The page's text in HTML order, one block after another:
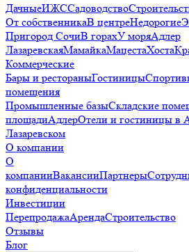
ДачныеИЖССадоводство
От собственникаВ центреНедорогие
Пригород СочиВ горахУ моряАдлер
ЛазаревскаяМамайкаМацестаХоста
Коммерческие
Бары и рестораныГостиницы
помещения
Промышленные базыСкладские
площадиАдлерОтели и гостиницы в
Лазаревском
О компании
О
компанииВакансииПартнеры
конфиденциальности
Инвестиции
ПерепродажаАрендаСтроительство
Отзывы
Блог